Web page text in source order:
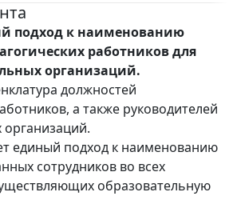
подход к наименованию
работников для
организаций.
должностей
а также руководителей
единый подход к наименованию
сотрудников во всех
образовательную